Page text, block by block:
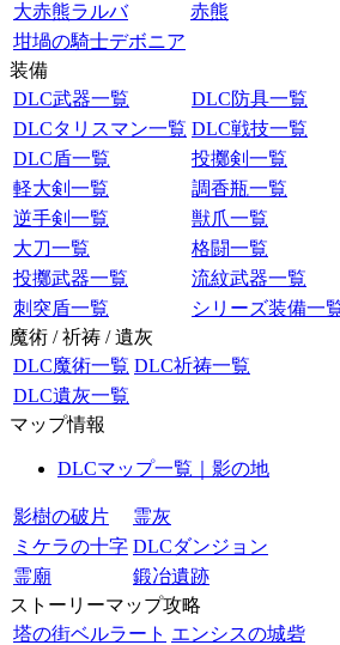
大赤熊ラルバ
赤熊
坩堝の騎士デボニア
装備
DLC武器一覧
DLC防具一覧
DLCタリスマン一覧 DLC戦技一覧
DLC盾一覧
投擲剣一覧
軽大剣一覧
調香瓶一覧
逆手剣一覧
獣爪一覧
大刀一覧
格闘一覧
投擲武器一覧
流紋武器一覧
刺突盾一覧
シリーズ装備一
魔術 / 祈祷 / 遺灰
DLC魔術一覧 DLC祈祷一覧
DLC遺灰一覧
マップ情報
DLCマップ一覧｜影の地
影樹の破片
霊灰
ミケラの十字 DLCダンジョン
霊廟
鍛冶遺跡
ストーリーマップ攻略
塔の街ベルラート エンシスの城砦